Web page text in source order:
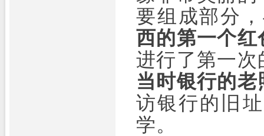
要组成部分，
西的第一个
进行了第一
当时银行的老
访银行的旧
学。